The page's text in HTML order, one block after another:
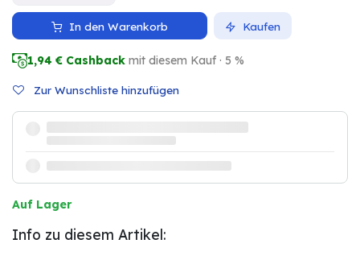
In den Warenkorb Kaufen
1,94 € Cashback mit diesem Kauf · 5 %
Zur Wunschliste hinzufügen
Auf Lager
Info zu diesem Artikel: